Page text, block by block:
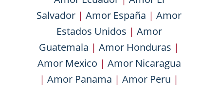
Salvador | Amor España | Amor
Estados Unidos | Amor
Guatemala | Amor Honduras |
Amor Mexico | Amor Nicaragua
| Amor Panama | Amor Peru |